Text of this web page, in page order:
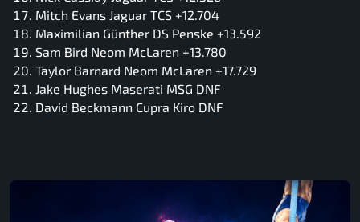
Mitch Evans Jaguar TCS +12.704
Maximilian Günther DS Penske +13.592
Sam Bird Neom McLaren +13.780
Taylor Barnard Neom McLaren +17.729
Jake Hughes Maserati MSG DNF
David Beckmann Cupra Kiro DNF